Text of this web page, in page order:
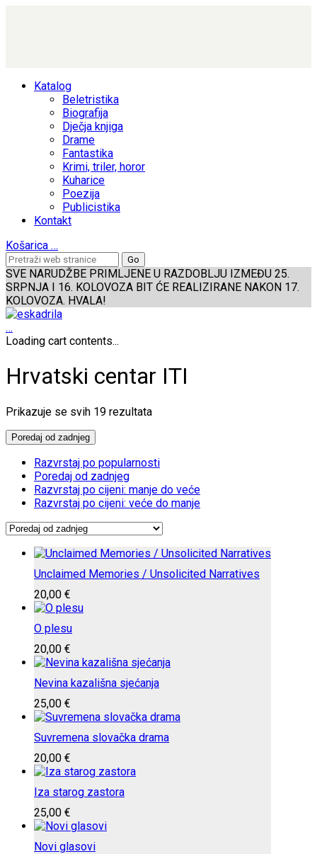
Katalog
Beletristika
Biografija
Dječja knjiga
Drame
Fantastika
Krimi, triler, horor
Kuharice
Poezija
Publicistika
Kontakt
Košarica …
SVE NARUDŽBE PRIMLJENE U RAZDOBLJU IZMEĐU 25.
SRPNJA I 16. KOLOVOZA BIT ĆE REALIZIRANE NAKON 17.
KOLOVOZA. HVALA!
…
Loading cart contents...
Hrvatski centar ITI
Prikazuje se svih 19 rezultataPoredano
Poredaj od zadnjeg
Razvrstaj po popularnosti
Poredaj od zadnjeg
Razvrstaj po cijeni: manje do veće
Razvrstaj po cijeni: veće do manje
Unclaimed Memories / Unsolicited Narratives
20,00 €
O plesu
20,00 €
Nevina kazališna sjećanja
25,00 €
Suvremena slovačka drama
20,00 €
Iza starog zastora
25,00 €
Novi glasovi